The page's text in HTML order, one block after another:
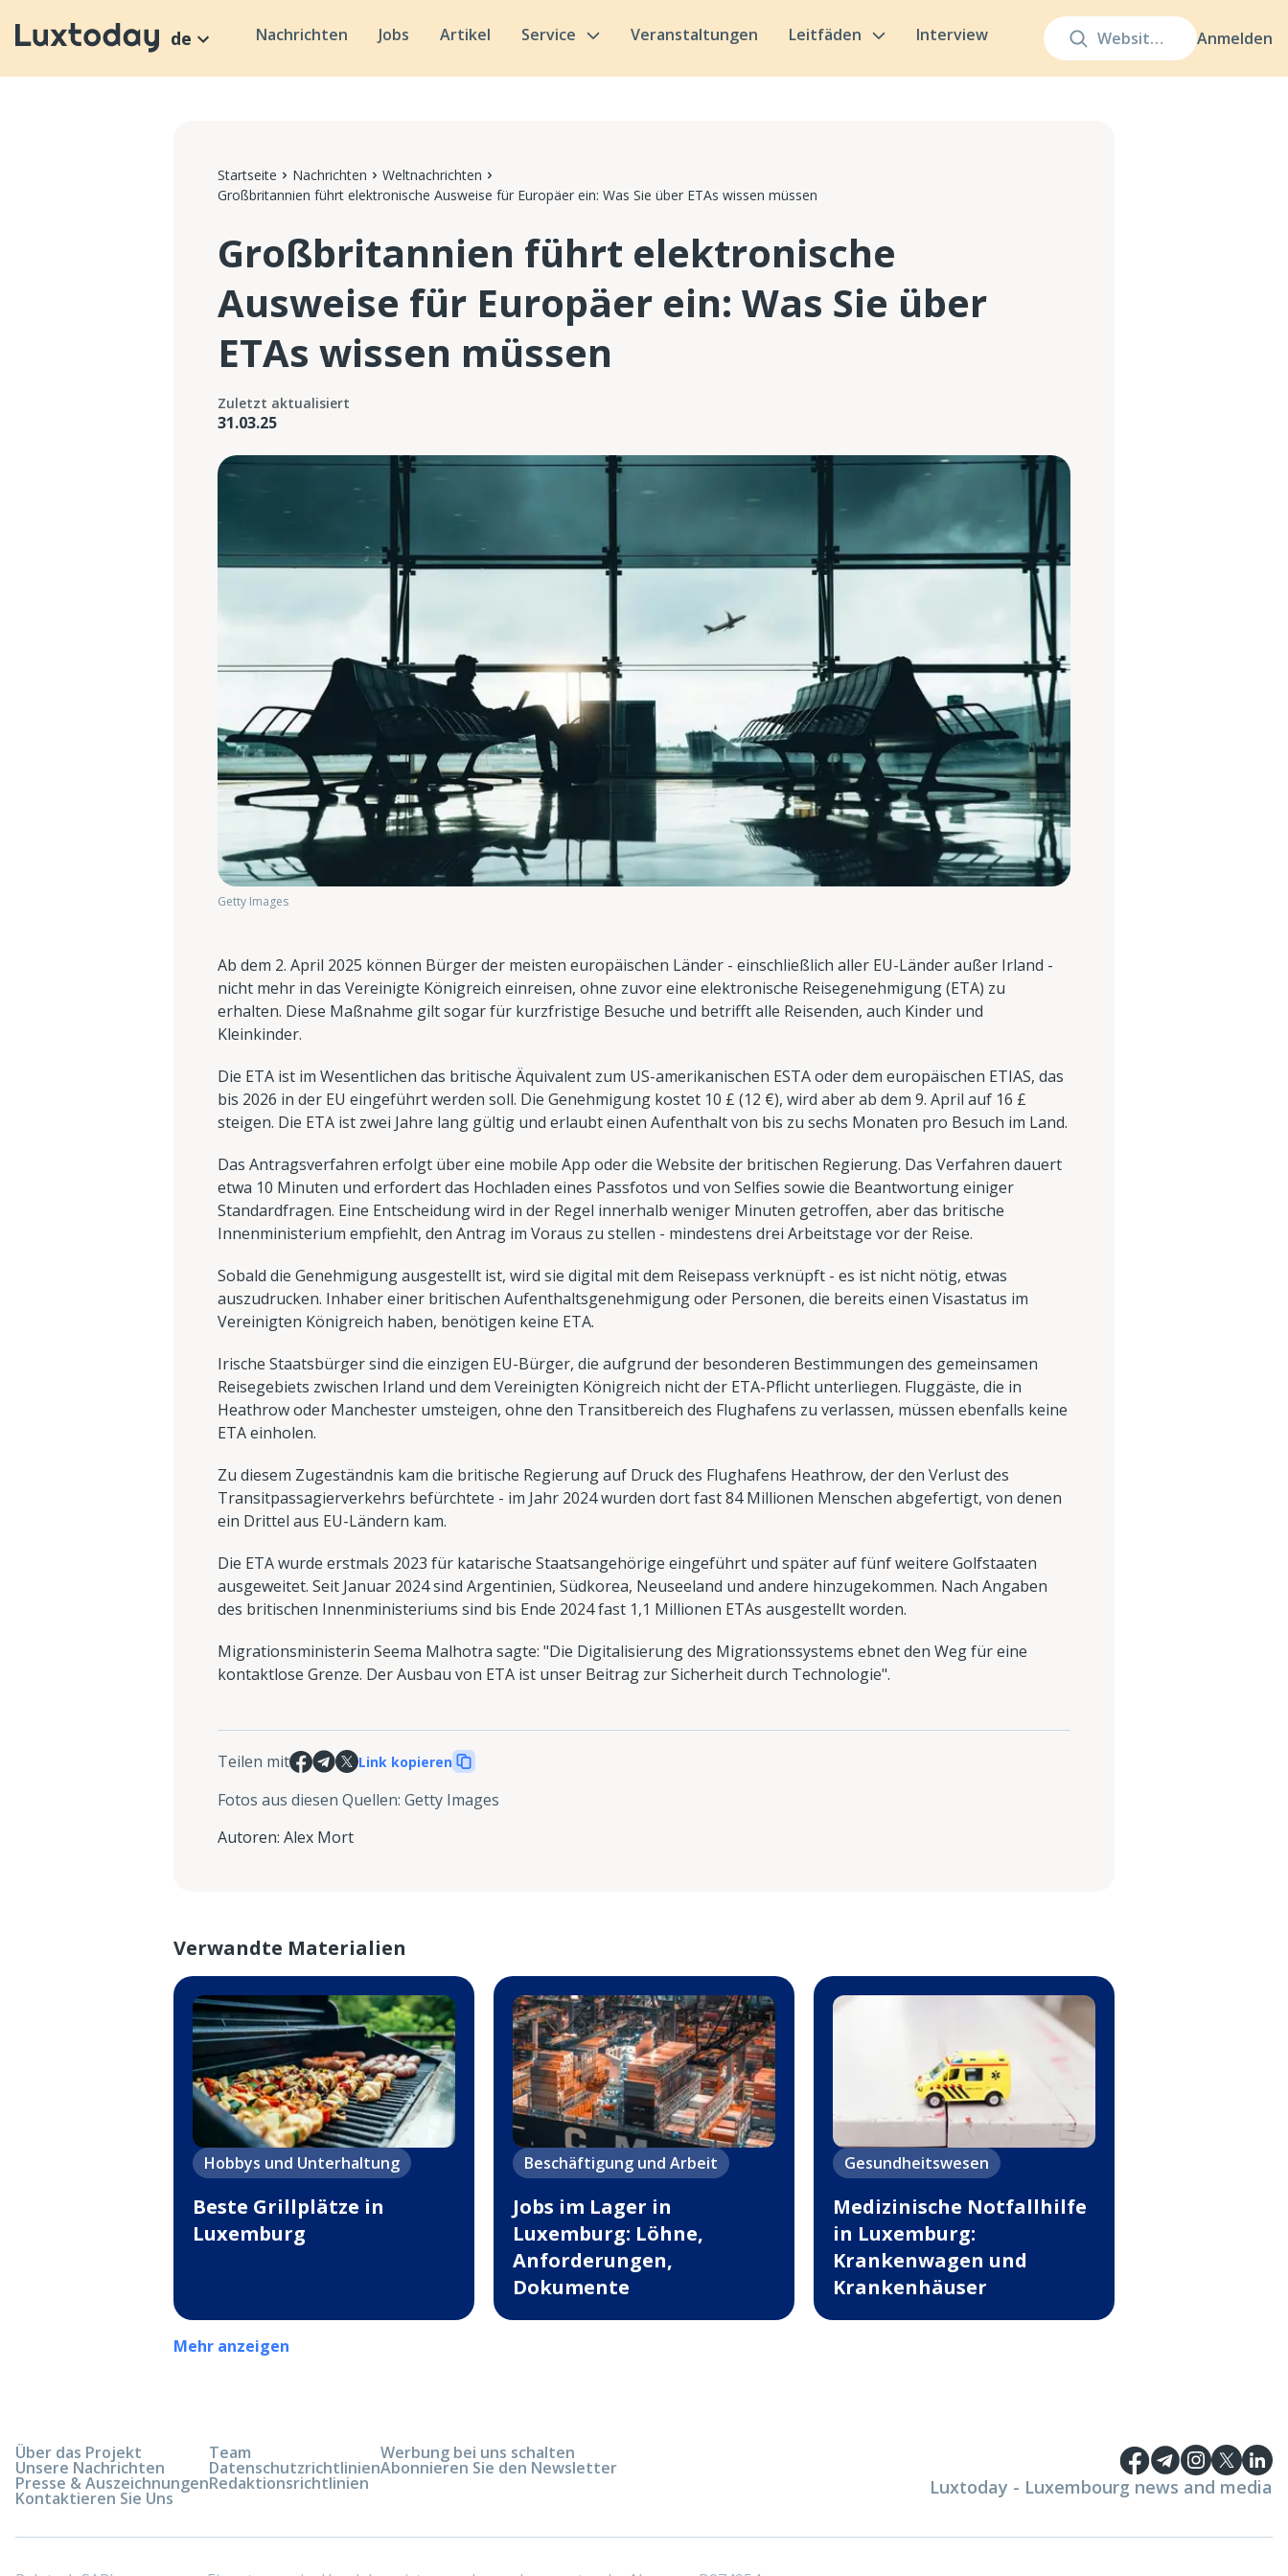
Anmelden
de Nachrichten Jobs Artikel Service Veranstaltungen Leitfäden Interview
Startseite Nachrichten
Weltnachrichten
Großbritannien führt elektronische Ausweise für Europäer ein: Was Sie über ETAs wissen müssen
Großbritannien führt elektronische
Ausweise für Europäer ein: Was Sie über
ETAs wissen müssen
Zuletzt aktualisiert
31.03.25
Getty Images
Ab dem 2. April 2025 können Bürger der meisten europäischen Länder - einschließlich aller EU-Länder außer Irland -
nicht mehr in das Vereinigte Königreich einreisen, ohne zuvor eine elektronische Reisegenehmigung (ETA) zu
erhalten. Diese Maßnahme gilt sogar für kurzfristige Besuche und betrifft alle Reisenden, auch Kinder und
Kleinkinder.
Die ETA ist im Wesentlichen das britische Äquivalent zum US-amerikanischen ESTA oder dem europäischen ETIAS, das
bis 2026 in der EU eingeführt werden soll. Die Genehmigung kostet 10 £ (12 €), wird aber ab dem 9. April auf 16 £
steigen. Die ETA ist zwei Jahre lang gültig und erlaubt einen Aufenthalt von bis zu sechs Monaten pro Besuch im Land.
Das Antragsverfahren erfolgt über eine mobile App oder die Website der britischen Regierung. Das Verfahren dauert
etwa 10 Minuten und erfordert das Hochladen eines Passfotos und von Selfies sowie die Beantwortung einiger
Standardfragen. Eine Entscheidung wird in der Regel innerhalb weniger Minuten getroffen, aber das britische
Innenministerium empfiehlt, den Antrag im Voraus zu stellen - mindestens drei Arbeitstage vor der Reise.
Sobald die Genehmigung ausgestellt ist, wird sie digital mit dem Reisepass verknüpft - es ist nicht nötig, etwas
auszudrucken. Inhaber einer britischen Aufenthaltsgenehmigung oder Personen, die bereits einen Visastatus im
Vereinigten Königreich haben, benötigen keine ETA.
Irische Staatsbürger sind die einzigen EU-Bürger, die aufgrund der besonderen Bestimmungen des gemeinsamen
Reisegebiets zwischen Irland und dem Vereinigten Königreich nicht der ETA-Pflicht unterliegen. Fluggäste, die in
Heathrow oder Manchester umsteigen, ohne den Transitbereich des Flughafens zu verlassen, müssen ebenfalls keine
ETA einholen.
Zu diesem Zugeständnis kam die britische Regierung auf Druck des Flughafens Heathrow, der den Verlust des
Transitpassagierverkehrs befürchtete - im Jahr 2024 wurden dort fast 84 Millionen Menschen abgefertigt, von denen
ein Drittel aus EU-Ländern kam.
Die ETA wurde erstmals 2023 für katarische Staatsangehörige eingeführt und später auf fünf weitere Golfstaaten
ausgeweitet. Seit Januar 2024 sind Argentinien, Südkorea, Neuseeland und andere hinzugekommen. Nach Angaben
des britischen Innenministeriums sind bis Ende 2024 fast 1,1 Millionen ETAs ausgestellt worden.
Migrationsministerin Seema Malhotra sagte: "Die Digitalisierung des Migrationssystems ebnet den Weg für eine
kontaktlose Grenze. Der Ausbau von ETA ist unser Beitrag zur Sicherheit durch Technologie".
Teilen mit Link kopieren
Fotos aus diesen Quellen: Getty Images
Autoren: Alex Mort
Verwandte Materialien
Hobbys und Unterhaltung
Beste Grillplätze in
Luxemburg
Beschäftigung und Arbeit
Jobs im Lager in
Luxemburg: Löhne,
Anforderungen,
Dokumente
Gesundheitswesen
Medizinische Notfallhilfe
in Luxemburg:
Krankenwagen und
Krankenhäuser
Mehr anzeigen
Über das Projekt
Unsere Nachrichten
Presse & Auszeichnungen
Kontaktieren Sie Uns
Team
Datenschutzrichtlinien
Redaktionsrichtlinien
Werbung bei uns schalten
Abonnieren Sie den Newsletter
Luxtoday - Luxembourg news and media